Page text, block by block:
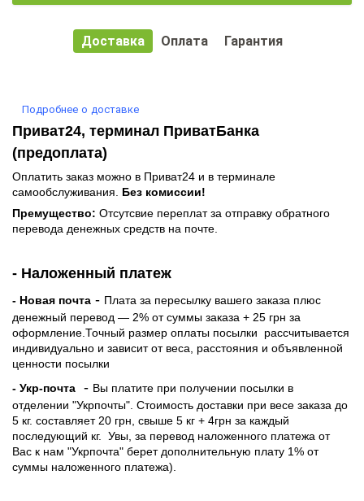
Доставка Оплата Гарантия
Подробнее о доставке
Приват24, терминал ПриватБанка
(предоплата)
Оплатить заказ можно в Приват24 и в терминале
самообслуживания. Без комиссии!
Премущество: Отсутсвие переплат за отправку обратного
перевода денежных средств на почте.
- Наложенный платеж
- Новая почта - Плата за пересылку вашего заказа плюс
денежный перевод — 2% от суммы заказа + 25 грн за
оформление.Точный размер оплаты посылки рассчитывается
индивидуально и зависит от веса, расстояния и объявленной
ценности посылки
- Укр-почта
- Вы платите при получении посылки в
отделении "Укрпочты". Стоимость доставки при весе заказа до
5 кг. составляет 20 грн, свыше 5 кг + 4грн за каждый
последующий кг. Увы, за перевод наложенного платежа от
Вас к нам "Укрпочта" берет дополнительную плату 1% от
суммы наложенного платежа).